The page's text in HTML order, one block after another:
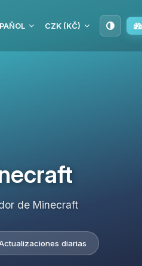
CZK (KČ)
de Minecraft
diarias